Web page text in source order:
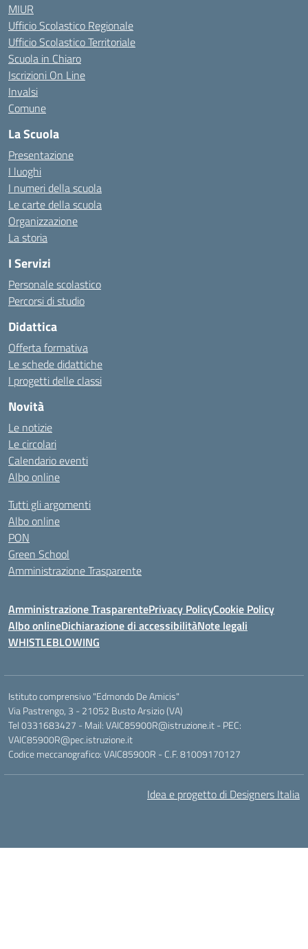
MIUR
Ufficio Scolastico Regionale
Ufficio Scolastico Territoriale
Scuola in Chiaro
Iscrizioni On Line
Invalsi
Comune
La Scuola
Presentazione
I luoghi
I numeri della scuola
Le carte della scuola
Organizzazione
La storia
I Servizi
Personale scolastico
Percorsi di studio
Didattica
Offerta formativa
Le schede didattiche
I progetti delle classi
Novità
Le notizie
Le circolari
Calendario eventi
Albo online
Tutti gli argomenti
Albo online
PON
Green School
Amministrazione Trasparente
Amministrazione TrasparentePrivacy PolicyCookie Policy
Albo onlineDichiarazione di accessibilitàNote legali
WHISTLEBLOWING
Istituto comprensivo "Edmondo De Amicis"
Via Pastrengo, 3 - 21052 Busto Arsizio (VA)
Tel 0331683427 - Mail: VAIC85900R@istruzione.it - PEC:
VAIC85900R@pec.istruzione.it
Codice meccanografico: VAIC85900R - C.F. 81009170127
Idea e progetto di Designers Italia